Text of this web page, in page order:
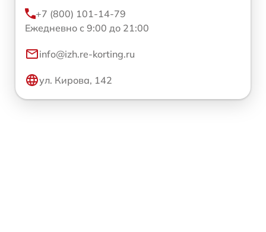
+7 (800) 101-14-79
Ежедневно с 9:00 до 21:00
info@izh.re-korting.ru
ул. Кирова, 142